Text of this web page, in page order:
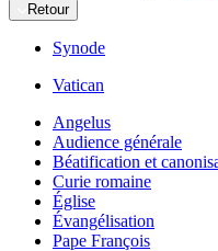
Retour
Synode
Vatican
Angelus
Audience générale
Béatification et
Curie romaine
Église
Évangélisation
Pape François